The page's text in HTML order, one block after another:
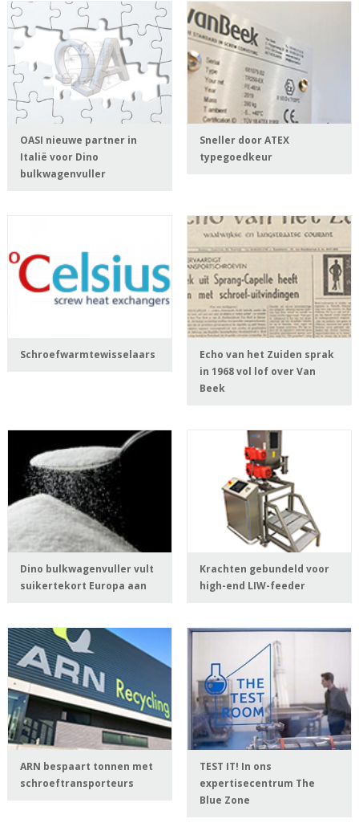
OASI nieuwe partner in
Italië voor Dino
bulkwagenvuller
Sneller door ATEX
typegoedkeur
Schroefwarmtewisselaars
Echo van het Zuiden sprak
in 1968 vol lof over Van
Beek
Dino bulkwagenvuller vult
suikertekort Europa aan
Krachten gebundeld voor
high-end LIW-feeder
ARN bespaart tonnen met
schroeftransporteurs
TEST IT! In ons
expertisecentrum The
Blue Zone